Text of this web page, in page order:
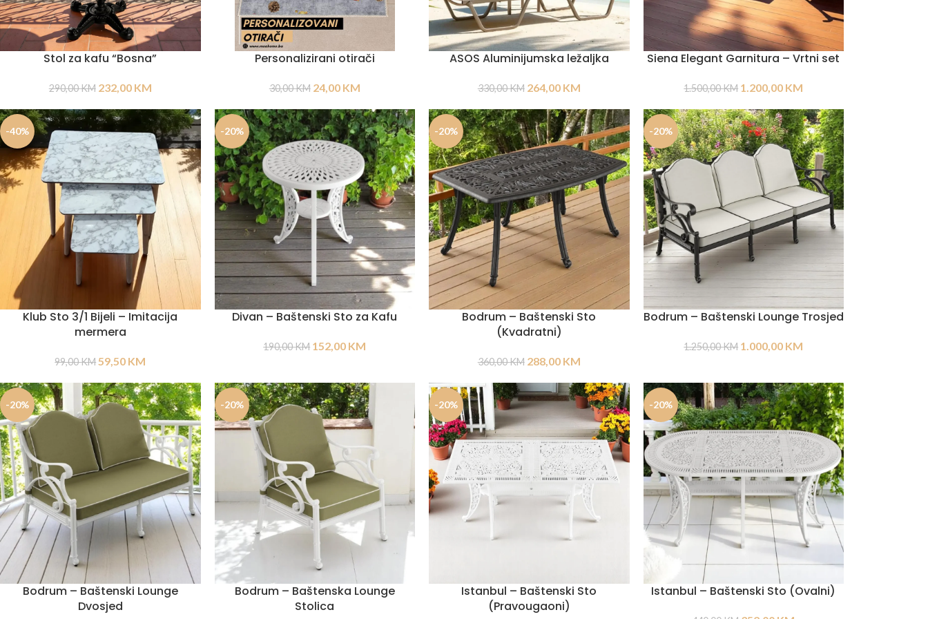
Stol za kafu “Bosna”
290,00KM 232,00 KM
Personalizirani otirači
30,00KM 24,00 KM
ASOS Aluminijumska ležaljka
330,00KM 264,00 KM
Siena Elegant Garnitura – Vrtni set
1.500,00KM 1.200,00 KM
-40%
Klub Sto 3/1 Bijeli – Imitacija
mermera
99,00KM59,50 KM
-20%
Divan – Baštenski Sto za Kafu
190,00KM 152,00 KM
-20%
Bodrum – Baštenski Sto
(Kvadratni)
360,00KM 288,00 KM
-20%
Bodrum – Baštenski Lounge Trosjed
1.250,00KM 1.000,00 KM
-20%
Bodrum – Baštenski Lounge
Dvosjed
-20%
Bodrum – Baštenska Lounge
Stolica
-20%
Istanbul – Baštenski Sto
(Pravougaoni)
-20%
Istanbul – Baštenski Sto (Ovalni)